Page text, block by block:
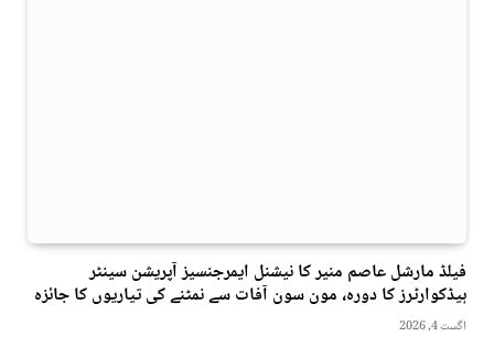
فیلڈ مارشل عاصم منیر کا نیشنل ایمرجنسیز آپریشن سینٹر
ہیڈکوارٹرز کا دورہ، مون سون آفات سے نمٹنے کی تیاریوں کا جائزہ
اگست 4, 2026